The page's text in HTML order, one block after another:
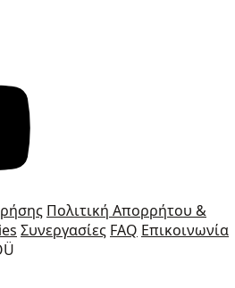
Πολιτική Απορρήτου &
Συνεργασίες FAQ Επικοινωνία